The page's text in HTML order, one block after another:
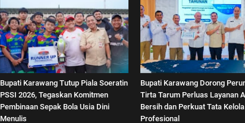
Bupati Karawang Tutup Piala Soeratin
PSSI 2026, Tegaskan Komitmen
Pembinaan Sepak Bola Usia Dini
Menulis
Bupati Karawang Dorong
Tirta Tarum Perluas Layanan
Bersih dan Perkuat Tata Kelola
Profesional